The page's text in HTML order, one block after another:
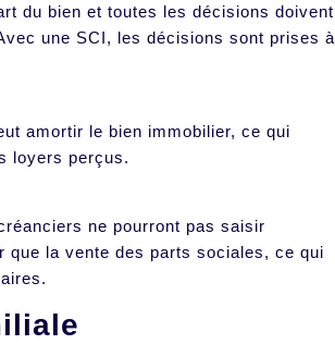
du bien et toutes les décisions doivent
une SCI, les décisions sont prises à
amortir le bien immobilier, ce qui
loyers perçus.
ne pourront pas saisir
que la vente des parts sociales, ce qui